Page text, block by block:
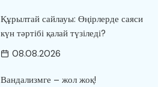
Құрылтай сайлауы: Өңірлерде саяси
күн тәртібі қалай түзіледі?
08.08.2026
Вандализмге – жол жоқ!